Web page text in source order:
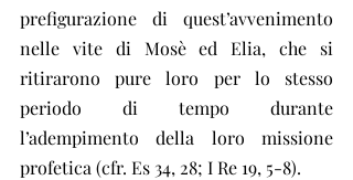
prefigurazione di quest’avvenimento
nelle vite di Mosè ed Elia, che si
ritirarono pure loro per lo stesso
periodo di tempo durante
l’adempimento della loro missione
profetica (cfr. Es 34, 28; I Re 19, 5-8).